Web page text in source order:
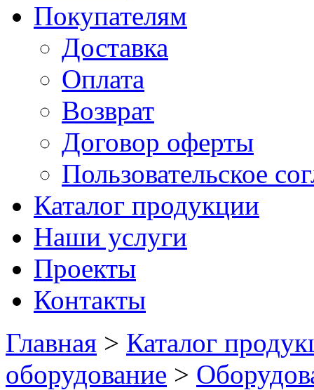
Покупателям
Доставка
Оплата
Возврат
Договор оферты
Пользовательское
Каталог продукции
Наши услуги
Проекты
Контакты
Главная > Каталог
оборудование >